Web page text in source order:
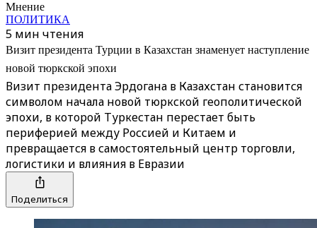
Мнение
ПОЛИТИКА
5 мин чтения
Визит президента Турции в Казахстан знаменует наступление
новой тюркской эпохи
Визит президента Эрдогана в Казахстан становится
символом начала новой тюркской геополитической
эпохи, в которой Туркестан перестает быть
периферией между Россией и Китаем и
превращается в самостоятельный центр торговли,
логистики и влияния в Евразии
Поделиться